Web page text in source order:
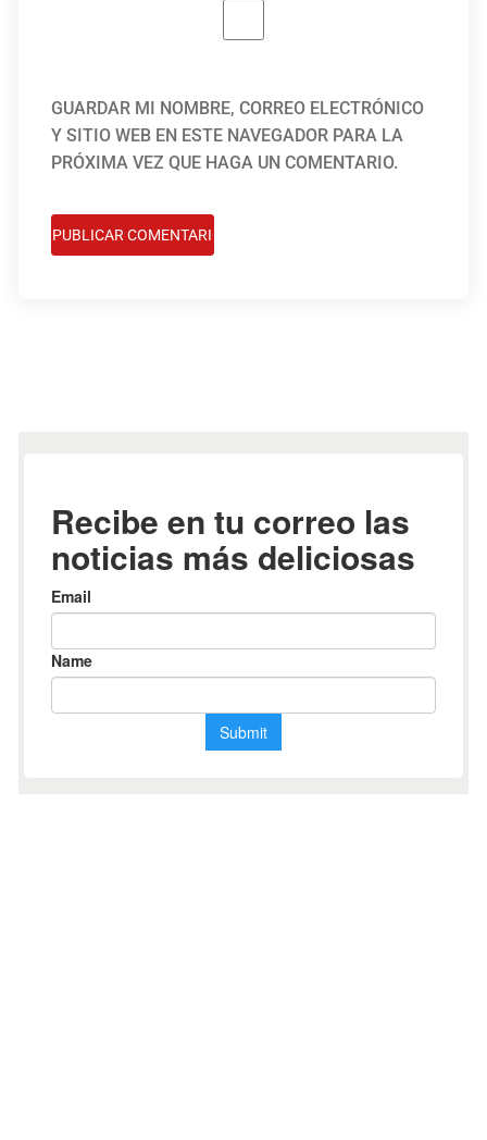
GUARDAR MI NOMBRE, CORREO ELECTRÓNICO
Y SITIO WEB EN ESTE NAVEGADOR PARA LA
PRÓXIMA VEZ QUE HAGA UN COMENTARIO.